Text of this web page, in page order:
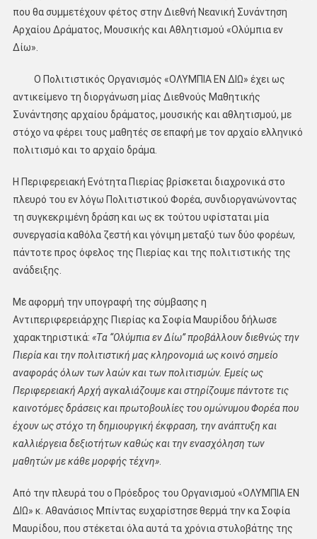
που θα συμμετέχουν φέτος στην Διεθνή Νεανική Συνάντηση
Αρχαίου Δράματος, Μουσικής και Αθλητισμού «Ολύμπια εν
Δίω».
Ο Πολιτιστικός Οργανισμός «ΟΛΥΜΠΙΑ ΕΝ ΔΙΩ» έχει ως
αντικείμενο τη διοργάνωση μίας Διεθνούς Μαθητικής
Συνάντησης αρχαίου δράματος, μουσικής και αθλητισμού, με
στόχο να φέρει τους μαθητές σε επαφή με τον αρχαίο ελληνικό
πολιτισμό και το αρχαίο δράμα.
Η Περιφερειακή Ενότητα Πιερίας βρίσκεται διαχρονικά στο
πλευρό του εν λόγω Πολιτιστικού Φορέα, συνδιοργανώνοντας
τη συγκεκριμένη δράση και ως εκ τούτου υφίσταται μία
συνεργασία καθόλα ζεστή και γόνιμη μεταξύ των δύο φορέων,
πάντοτε προς όφελος της Πιερίας και της πολιτιστικής της
ανάδειξης.
Με αφορμή την υπογραφή της σύμβασης η
Αντιπεριφερειάρχης Πιερίας κα Σοφία Μαυρίδου δήλωσε
χαρακτηριστικά: «Tα “Ολύμπια εν Δίω” προβάλλουν διεθνώς την
Πιερία και την πολιτιστική μας κληρονομιά ως κοινό σημείο
αναφοράς όλων των λαών και των πολιτισμών. Εμείς ως
Περιφερειακή Αρχή αγκαλιάζουμε και στηρίζουμε πάντοτε τις
καινοτόμες δράσεις και πρωτοβουλίες του ομώνυμου Φορέα που
έχουν ως στόχο τη δημιουργική έκφραση, την ανάπτυξη και
καλλιέργεια δεξιοτήτων καθώς και την ενασχόληση των
μαθητών με κάθε μορφής τέχνη».
Από την πλευρά του ο Πρόεδρος του Οργανισμού «ΟΛΥΜΠΙΑ ΕΝ
ΔΙΩ» κ. Αθανάσιος Μπίντας ευχαρίστησε θερμά την κα Σοφία
Μαυρίδου, που στέκεται όλα αυτά τα χρόνια στυλοβάτης της